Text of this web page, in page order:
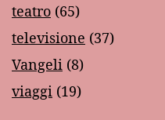
teatro (65)
televisione (37)
Vangeli (8)
viaggi (19)